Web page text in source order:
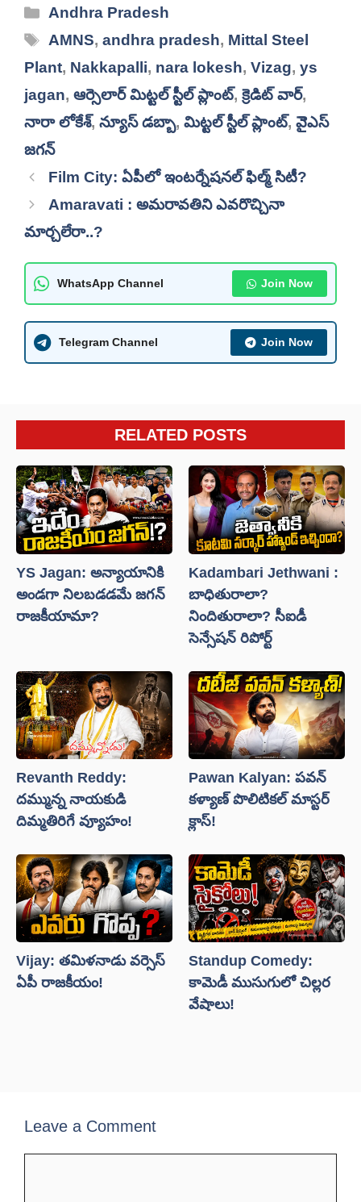
Categories
Andhra Pradesh
Tags
AMNS,andhra pradesh, Mittal Steel
Plant, Nakkapalli, nara lokesh, Vizag, ys
jagan, ఆర్సెలార్ మిట్టల్ స్టీల్ ప్లాంట్, క్రెడిట్ వార్,
నారా లోకేశ్, న్యూస్ డబ్బా, మిట్టల్ స్టీల్ ప్లాంట్, వైెఎస్
జగన్
Film City: ఏపీలో ఇంటర్నేషనల్ ఫిల్మ్ సిటీ?
Amaravati : అమరావతిని ఎవరొచ్చినా
మార్చలేరా..?
WhatsApp Channel Join Now
Telegram Channel Join Now
RELATED POSTS
YS Jagan: అన్యాయానికి
అండగా నిలబడడమే జగన్
రాజకీయామా?
Kadambari Jethwani :
బాధితురాలా?
నిందితురాలా? సీఐడీ
సెన్సేషన్ రిపోర్ట్
Revanth Reddy:
దమ్మున్న నాయకుడి
దిమ్మతిరిగే వ్యూహం!
Pawan Kalyan: పవన్
కళ్యాణ్ పొలిటికల్ మాస్టర్
క్లాస్!
Vijay: తమిళనాడు వర్సెస్
ఏపీ రాజకీయం!
Standup Comedy:
కామెడీ ముసుగులో చిల్లర
వేషాలు!
Leave a Comment